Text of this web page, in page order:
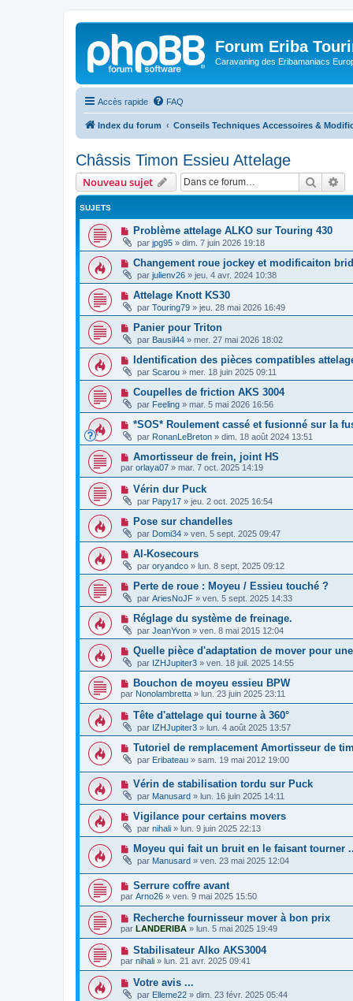
Forum Eriba
Caravaning des Eribamaniacs
Accès rapide FAQ
Index du forum Conseils Techniques Accessoires &
Châssis Timon Essieu Attelage
Nouveau sujet
SUJETS
Problème attelage ALKO sur Touring 430
par jpg95 » dim. 7 juin 2026 19:18
Changement roue jockey et modificaiton
par julienv26 » jeu. 4 avr. 2024 10:38
Attelage Knott KS30
par Touring79 » jeu. 28 mai 2026 16:49
Panier pour Triton
par Bausil44 » mer. 27 mai 2026 18:02
Identification des pièces compatibles
par Scarou » mer. 18 juin 2025 09:11
Coupelles de friction AKS 3004
par Feeling » mar. 5 mai 2026 16:56
*SOS* Roulement cassé et fusionné sur la
par RonanLeBreton » dim. 18 août 2024 13:51
Amortisseur de frein, joint HS
par orlaya07 » mar. 7 oct. 2025 14:19
Vérin dur Puck
par Papy17 » jeu. 2 oct. 2025 16:54
Pose sur chandelles
par Domi34 » ven. 5 sept. 2025 09:47
Al-Kosecours
par oryandco » lun. 8 sept. 2025 09:12
Perte de roue : Moyeu / Essieu touché ?
par AriesNoJF » ven. 5 sept. 2025 14:33
Réglage du système de freinage.
par JeanYvon » ven. 8 mai 2015 12:04
Quelle pièce d'adaptation de mover pour
par IZHJupiter3 » ven. 18 juil. 2025 14:55
Bouchon de moyeu essieu BPW
par Nonolambretta » lun. 23 juin 2025 23:11
Tête d'attelage qui tourne à 360°
par IZHJupiter3 » lun. 4 août 2025 13:57
Tutoriel de remplacement Amortisseur de
par Eribateau » sam. 19 mai 2012 19:00
Vérin de stabilisation tordu sur Puck
par Manusard » lun. 16 juin 2025 14:11
Vigilance pour certains movers
par nihali » lun. 9 juin 2025 22:13
Moyeu qui fait un bruit en le faisant tourner
par Manusard » ven. 23 mai 2025 12:04
Serrure coffre avant
par Arno26 » ven. 9 mai 2025 15:50
Recherche fournisseur mover à bon prix
par LANDERIBA » lun. 5 mai 2025 19:49
Stabilisateur Alko AKS3004
par nihali » lun. 21 avr. 2025 09:41
Votre avis ...
par Elleme22 » dim. 23 févr. 2025 05:44